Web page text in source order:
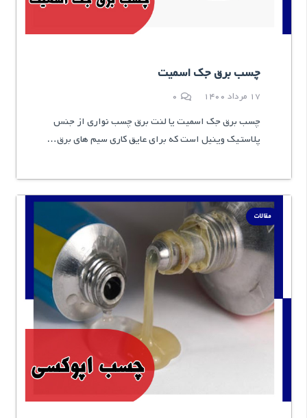
چسب برق جک اسمیت
17 مرداد 1400 0
چسب برق جک اسمیت یا لنت برق چسب نواری از جنس
پلاستیک وینیل است که برای عایق کاری سیم های برق…
مقالات